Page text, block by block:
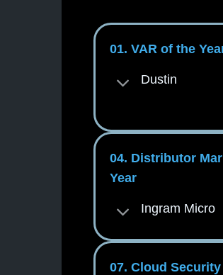
01. VAR of the
Dustin
04. Distributor
Year
Ingram Micro
07. Cloud